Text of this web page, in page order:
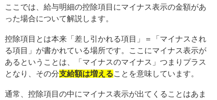
ここでは、給与明細の控除項目にマイナス表示の金額があ
った場合について解説します。
控除項目とは本来「差し引かれる項目」＝「マイナスされ
る項目」が書かれている場所です。ここにマイナス表示が
あるということは、「マイナスのマイナス」つまりプラス
となり、その分支給額は増えることを意味しています。
通常、控除項目の中にマイナス表示が出てくることはあま